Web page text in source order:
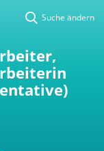
Suche ändern